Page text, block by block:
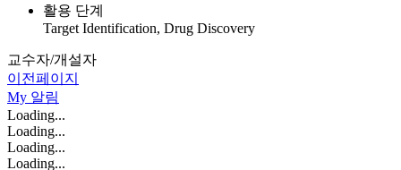
활용 단계
Target Identification, Drug Discovery
교수자/개설자
이전페이지
My 알림
Loading...
Loading...
Loading...
Loading...